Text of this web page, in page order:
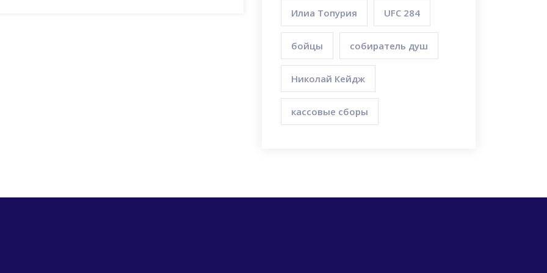
Илиа Топурия UFC 284
бойцы собиратель душ
Николай Кейдж
кассовые сборы